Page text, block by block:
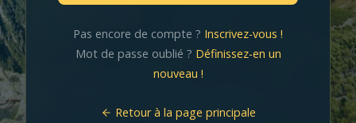
Pas encore de compte ? Inscrivez-vous !
Mot de passe oublié ? Définissez-en un
nouveau !
Retour à la page principale